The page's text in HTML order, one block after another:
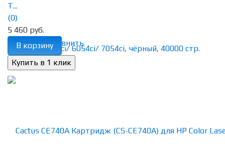
избранное сравнить
T...
(0)
5 460 руб.
В корзину